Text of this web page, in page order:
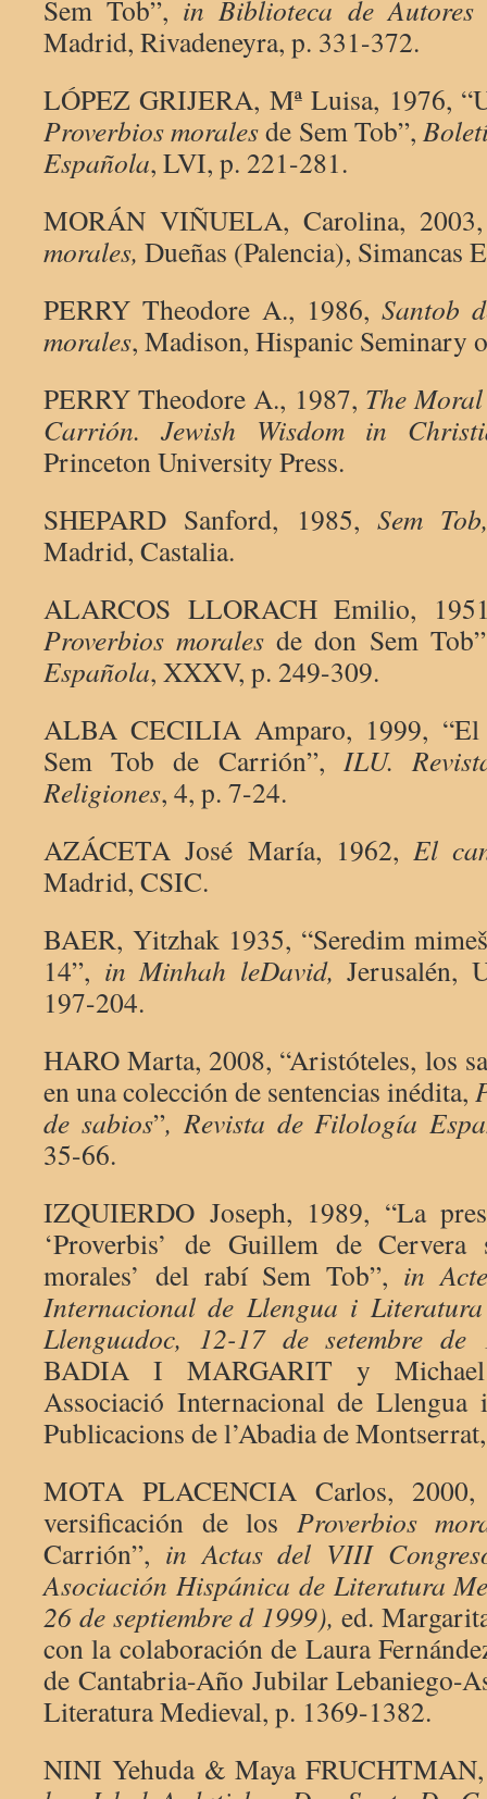
Sem Tob”, in Biblioteca de
Madrid, Rivadeneyra, p. 331-372.
LÓPEZ GRIJERA, Mª Luisa, 1976,
Proverbios moralesde Sem Tob”,
Española, LVI, p. 221-281.
MORÁN VIÑUELA, Carolina,
morales, Dueñas (Palencia), Simancas
PERRY Theodore A., 1986, Santob
morales, Madison, Hispanic Seminary
PERRY Theodore A., 1987, The
Carrión. Jewish Wisdom in
Princeton University Press.
SHEPARD Sanford, 1985, Sem
Madrid, Castalia.
ALARCOS LLORACH Emilio,
Proverbios morales de don Sem
Española, XXXV, p. 249-309.
ALBA CECILIA Amparo, 1999, “El
Sem Tob de Carrión”, ILU.
Religiones, 4, p. 7-24.
AZÁCETA José María, 1962,El
Madrid, CSIC.
BAER, Yitzhak 1935, “Seredim
14”, in Minhah leDavid, Jerusalén,
197-204.
HARO Marta, 2008, “Aristóteles, los
en una colección de sentencias inédita,
de sabios”, Revista de Filología
35-66.
IZQUIERDO Joseph, 1989, “La
‘Proverbis’ de Guillem de Cervera
morales’ del rabí Sem Tob”, in
Internacional de Llengua i
Llenguadoc, 12-17 de setembre de
BADIA I MARGARIT y
Associació Internacional de Llengua
Publicacions de l’Abadia de
MOTA PLACENCIA Carlos,
versificación de los Proverbios
Carrión”, in Actas del VIII
Asociación Hispánica de Literatura
26 de septiembre d 1999), ed.
con la colaboración de Laura
de Cantabria-Año Jubilar Lebaniego-
Literatura Medieval, p. 1369-1382.
NINI Yehuda & Maya